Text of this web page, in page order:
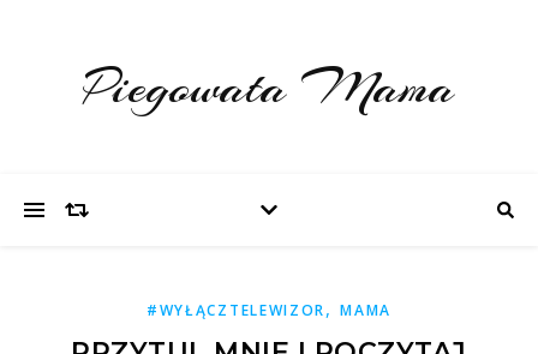
Piegowata Mama
#WYŁĄCZTELEWIZOR,MAMA